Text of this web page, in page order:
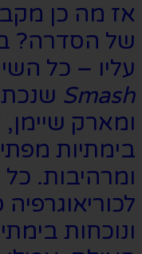
אז מה כן
של הסדרה?
עליו – כל
Smash
ומארק
בימתיות
ומרהיבות.
ונוכחות